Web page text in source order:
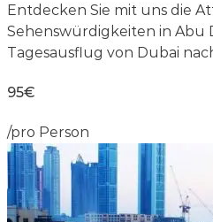
Entdecken Sie mit uns die
Sehenswürdigkeiten in Abu
Tagesausflug von Dubai
95€
/pro Person